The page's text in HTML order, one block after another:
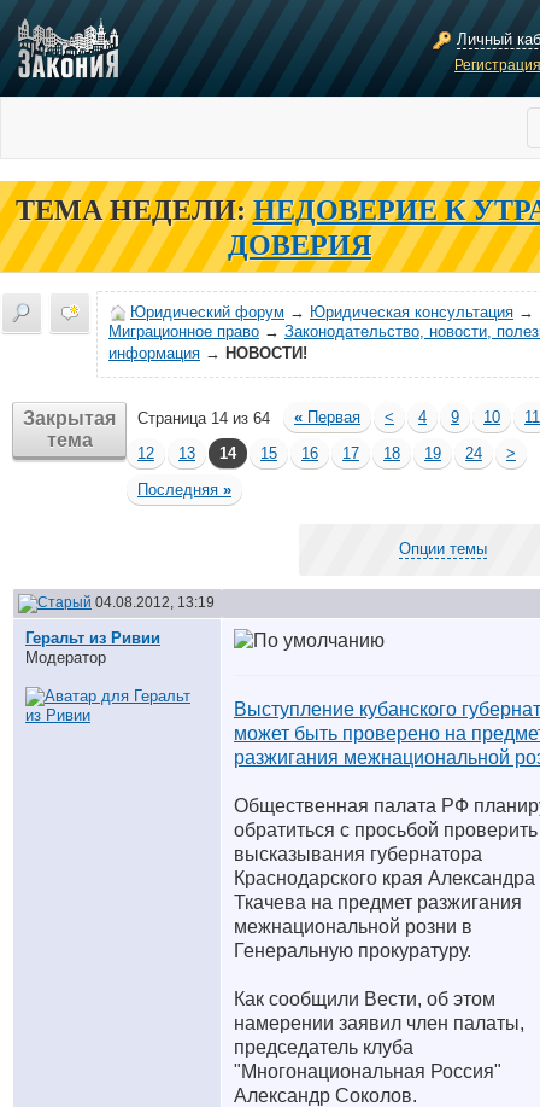
Личный
ТЕМА НЕДЕЛИ: НЕДОВЕРИЕ К
ДОВЕРИЯ
Юридический форум → Юридическая консультация →
Миграционное право → Законодательство, новости,
информация → НОВОСТИ!
Закрытая
тема
Страница 14 из 64 « Первая < 4 9 10
11
12
13 14 15 16 17 18 19 24
>
Последняя »
Опции темы
04.08.2012, 13:19
Геральт из Ривии
Модератор
Выступление кубанского
может быть проверено на
разжигания межнациональной
Общественная палата РФ
обратиться с просьбой проверить
высказывания губернатора
Краснодарского края Александра
Ткачева на предмет разжигания
межнациональной розни в
Генеральную прокуратуру.
Как сообщили Вести, об этом
намерении заявил член палаты,
председатель клуба
"Многонациональная Россия"
Александр Соколов.